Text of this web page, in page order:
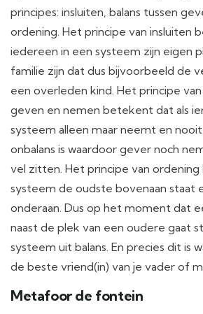
principes: insluiten, balans tussen
ordening. Het principe van insluiten
iedereen in een systeem zijn eigen
familie zijn dat dus bijvoorbeeld de
een overleden kind. Het principe van
geven en nemen betekent dat als
systeem alleen maar neemt en
onbalans is waardoor gever noch
vel zitten. Het principe van ordening
systeem de oudste bovenaan staat
onderaan. Dus op het moment dat
naast de plek van een oudere gaat
systeem uit balans. En precies dit is
de beste vriend(in) van je vader of
Metafoor de fontein